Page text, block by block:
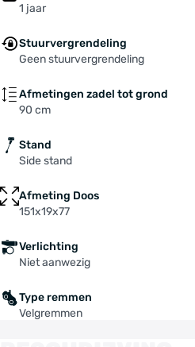
1 jaar
Stuurvergrendeling
Geen stuurvergrendeling
Afmetingen zadel tot grond
90 cm
Stand
Side stand
Afmeting Doos
151x19x77
Verlichting
Niet aanwezig
Type remmen
Velgremmen